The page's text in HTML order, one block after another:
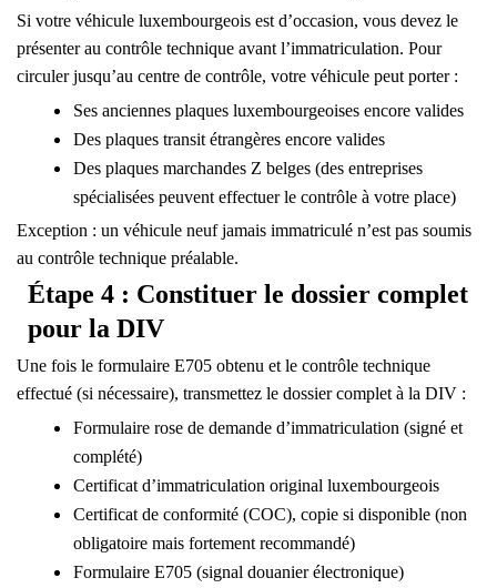
Si votre véhicule luxembourgeois est d’occasion, vous devez le
présenter au contrôle technique avant l’immatriculation. Pour
circuler jusqu’au centre de contrôle, votre véhicule peut porter :
Sesanciennes plaques luxembourgeoises encore valides
Desplaques transit étrangères encore valides
Desplaques marchandes Z belges (des entreprises
spécialisées peuvent effectuer le contrôle à votre place)
Exception : un véhicule neuf jamais immatriculé n’est pas soumis
au contrôle technique préalable.
Étape 4 : Constituer le dossier complet
pour la DIV
Une fois le formulaire E705 obtenu et le contrôle technique
effectué (si nécessaire), transmettez le dossier complet à la DIV :
Formulaire rose de demande d’immatriculation (signé et
complété)
Certificat d’immatriculation original luxembourgeois
Certificat de conformité (COC), copie si disponible (non
obligatoire mais fortement recommandé)
Formulaire E705 (signal douanier électronique)